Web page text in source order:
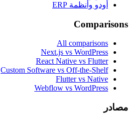
أودو وأنظمة ERP
Comparisons
All comparisons
Next.js vs WordPress
React Native vs Flutter
Custom Software vs Off-the-Shelf
Flutter vs Native
Webflow vs WordPress
مصادر